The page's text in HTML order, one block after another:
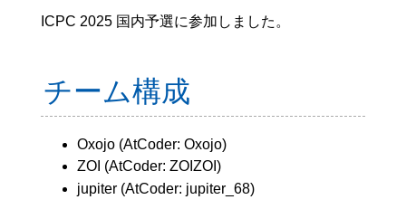
ICPC 2025 国内予選に参加しました。
チーム構成
Oxojo (AtCoder: Oxojo)
ZOI (AtCoder: ZOIZOI)
jupiter (AtCoder: jupiter_68)